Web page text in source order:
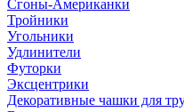
Сгоны-Американки
Тройники
Угольники
Удлинители
Футорки
Эксцентрики
Декоративные чашки для